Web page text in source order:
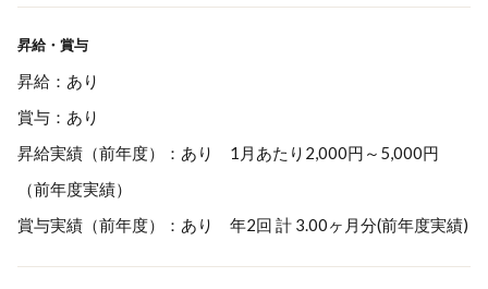
昇給・賞与
昇給：あり
賞与：あり
昇給実績（前年度）：あり 1月あたり2,000円～5,000円
（前年度実績）
賞与実績（前年度）：あり 年2回 計 3.00ヶ月分(前年度実績)